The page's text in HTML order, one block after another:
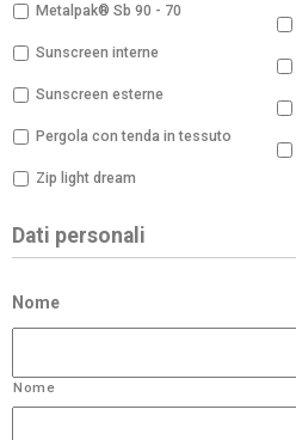
Metalpak® Sb 90 - 70
Sunscreen interne
Sunscreen esterne
Pergola con tenda in tessuto
Zip light dream
Dati personali
Nome
Nome